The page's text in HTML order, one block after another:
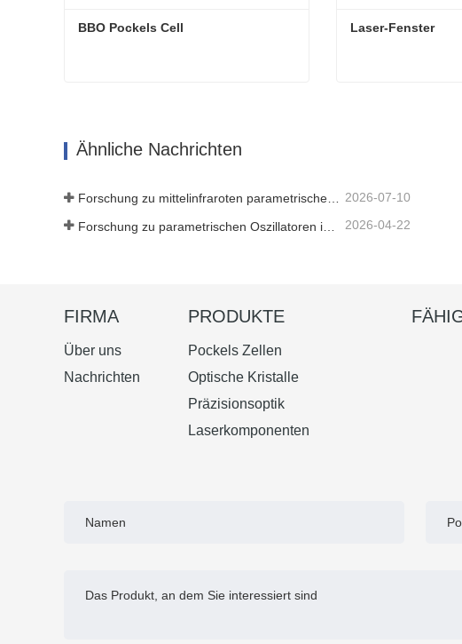
BBO Pockels Cell Laser-Fenster
Ähnliche Nachrichten
Forschung zu mittelinfraroten parametrischen Oszillatoren - Teil 06 2026-07-10
2026-04-22
FIRMA
Über uns
Nachrichten
PRODUKTE
Pockels Zellen
Optische Kristalle
Präzisionsoptik
Laserkomponenten